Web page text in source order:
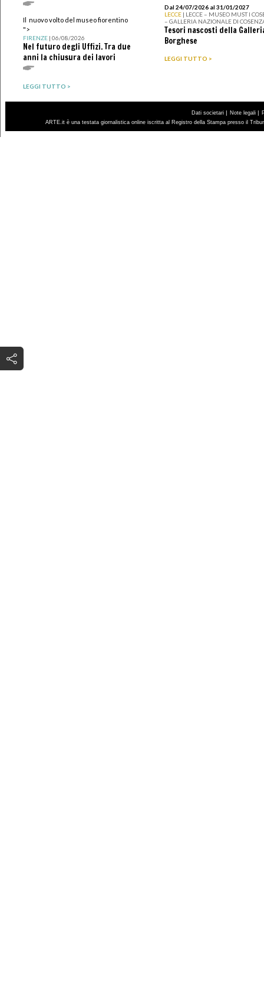
Il nuovo volto del museo fiorentino
">
FIRENZE| 06/08/2026
Nel futuro degli Uffizi. Tra due
anni la chiusura dei lavori
LEGGI TUTTO >
Dal 24/07/2026 al 31/01/2027
LECCE | LECCE – MUSEO MUST I
– GALLERIA NAZIONALE DI
Tesori nascosti della
Borghese
LEGGI TUTTO >
Dati societari | Note legali |
ARTE.it è una testata giornalistica online iscritta al Registro della Stampa presso il